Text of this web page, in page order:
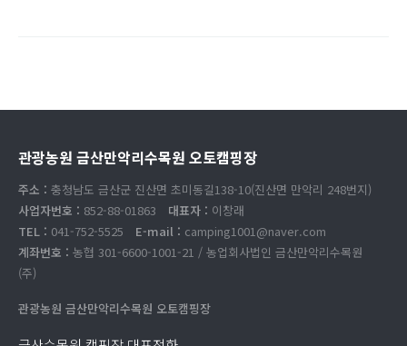
관광농원 금산만악리수목원 오토캠핑장
주소 : 충청남도 금산군 진산면 초미동길138-10(진산면 만악리 248번지)
사업자번호 : 852-88-01863 대표자 : 이창래
TEL : 041-752-5525 E-mail : camping1001@naver.com
계좌번호 : 농협 301-6600-1001-21 / 농업회사법인 금산만악리수목원
(주)
관광농원 금산만악리수목원 오토캠핑장